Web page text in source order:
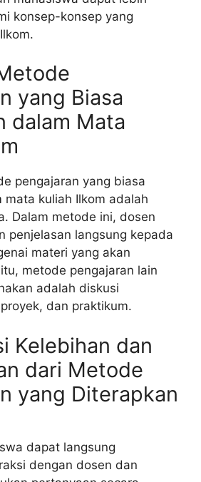
konsep-konsep yang
yang Biasa
dalam Mata
pengajaran yang biasa
mata kuliah Ilkom adalah
Dalam metode ini, dosen
penjelasan langsung kepada
materi yang akan
metode pengajaran lain
adalah diskusi
dan praktikum.
Kelebihan dan
dari Metode
yang Diterapkan
dapat langsung
dengan dosen dan